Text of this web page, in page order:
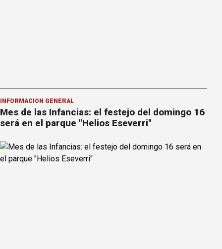
INFORMACION GENERAL
Mes de las Infancias: el festejo del domingo 16
será en el parque "Helios Eseverri"